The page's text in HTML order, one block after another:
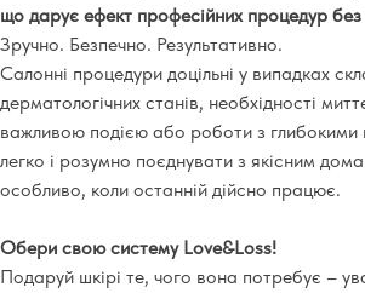
що дарує ефект професійних процедур
Зручно. Безпечно. Результативно.
Салонні процедури доцільні у випадках
дерматологічних станів, необхідності
важливою подією або роботи з глибокими
легко і розумно поєднувати з якісним
особливо, коли останній дійсно працює.
Обери свою систему Love&Loss!
Подаруй шкірі те, чого вона потребує –